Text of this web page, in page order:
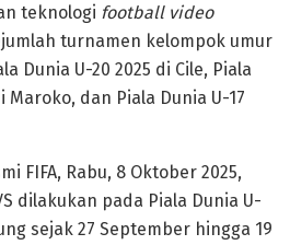
teknologi football video
turnamen kelompok umur
Dunia U-20 2025 di Cile, Piala
Maroko, dan Piala Dunia U-17
FIFA, Rabu, 8 Oktober 2025,
dilakukan pada Piala Dunia U-
sejak 27 September hingga 19